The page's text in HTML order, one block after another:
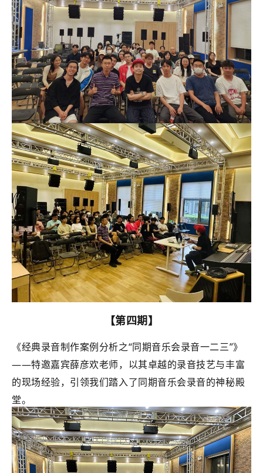
【第四期】
《经典录音制作案例分析之“同期音乐会录音一二三”》
——特邀嘉宾薛彦欢老师，以其卓越的录音技艺与丰富
的现场经验，引领我们踏入了同期音乐会录音的神秘殿
堂。